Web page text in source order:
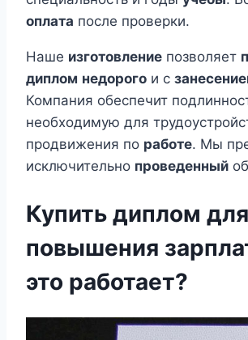
оплата после проверки.
Наше изготовление позволяет
диплом недорого и с
Компания обеспечит
необходимую для
продвижения по работе. Мы
исключительно проведенный
Купить диплом для
повышения
это работает?